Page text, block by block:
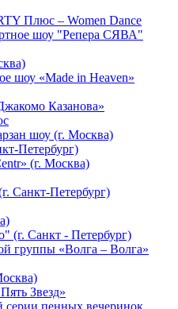
Плюс – Women Dance
шоу "Репера СЯВА"
шоу «Made in Heaven»
Казанова»
шоу (г. Москва)
Петербург)
(г. Москва)
Санкт-Петербург)
(г. Санкт - Петербург)
группы «Волга – Волга»
Звезд»
серии пенных вечеринок